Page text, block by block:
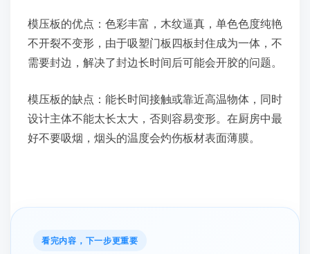
模压板的优点：色彩丰富，木纹逼真，单色色度纯艳
不开裂不变形，由于吸塑门板四板封住成为一体，不
需要封边，解决了封边长时间后可能会开胶的问题。
模压板的缺点：能长时间接触或靠近高温物体，同时
设计主体不能太长太大，否则容易变形。在厨房中最
好不要吸烟，烟头的温度会灼伤板材表面薄膜。
看完内容，下一步更重要